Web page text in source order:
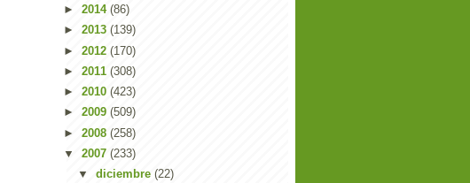
► 2014 (86)
► 2013 (139)
► 2012 (170)
► 2011 (308)
► 2010 (423)
► 2009 (509)
► 2008 (258)
▼ 2007 (233)
▼ diciembre (22)